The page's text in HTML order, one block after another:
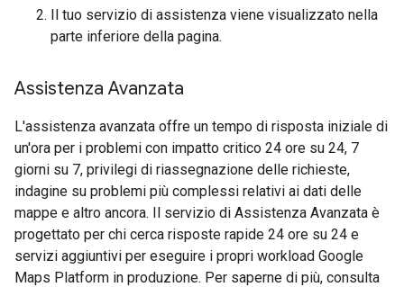
Il tuo servizio di assistenza viene visualizzato nella
parte inferiore della pagina.
Assistenza Avanzata
L'assistenza avanzata offre un tempo di risposta iniziale di
un'ora per i problemi con impatto critico 24 ore su 24, 7
giorni su 7, privilegi di riassegnazione delle richieste,
indagine su problemi più complessi relativi ai dati delle
mappe e altro ancora. Il servizio di Assistenza Avanzata è
progettato per chi cerca risposte rapide 24 ore su 24 e
servizi aggiuntivi per eseguire i propri workload Google
Maps Platform in produzione. Per saperne di più, consulta